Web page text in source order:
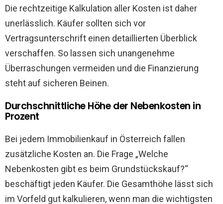
Die rechtzeitige Kalkulation aller Kosten ist daher
unerlässlich. Käufer sollten sich vor
Vertragsunterschrift einen detaillierten Überblick
verschaffen. So lassen sich unangenehme
Überraschungen vermeiden und die Finanzierung
steht auf sicheren Beinen.
Durchschnittliche Höhe der Nebenkosten in
Prozent
Bei jedem Immobilienkauf in Österreich fallen
zusätzliche Kosten an. Die Frage „Welche
Nebenkosten gibt es beim Grundstückskauf?“
beschäftigt jeden Käufer. Die Gesamthöhe lässt sich
im Vorfeld gut kalkulieren, wenn man die wichtigsten